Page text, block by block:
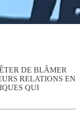
DE BLÂMER
RELATIONS EN
QUI